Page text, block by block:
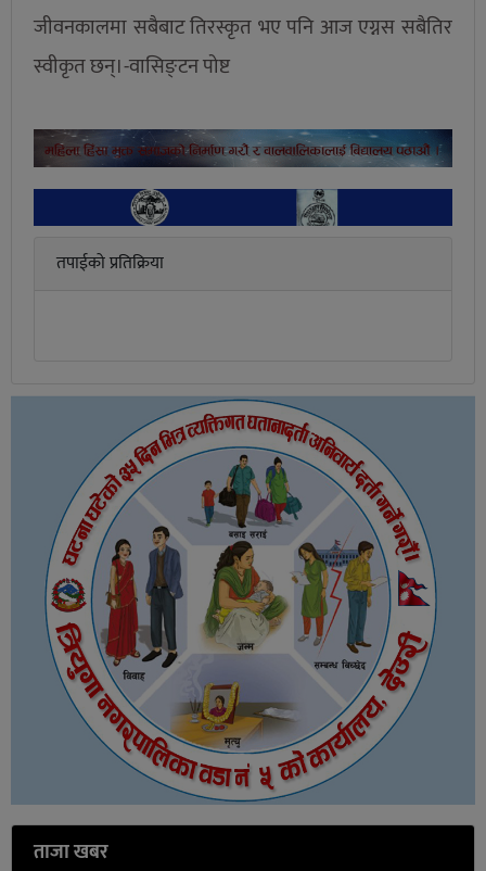
जीवनकालमा सबैबाट तिरस्कृत भए पनि आज एग्नस सबैतिर
स्वीकृत छन्।-वासिङ्टन पोष्ट
तपाईको प्रतिक्रिया
ताजा खबर